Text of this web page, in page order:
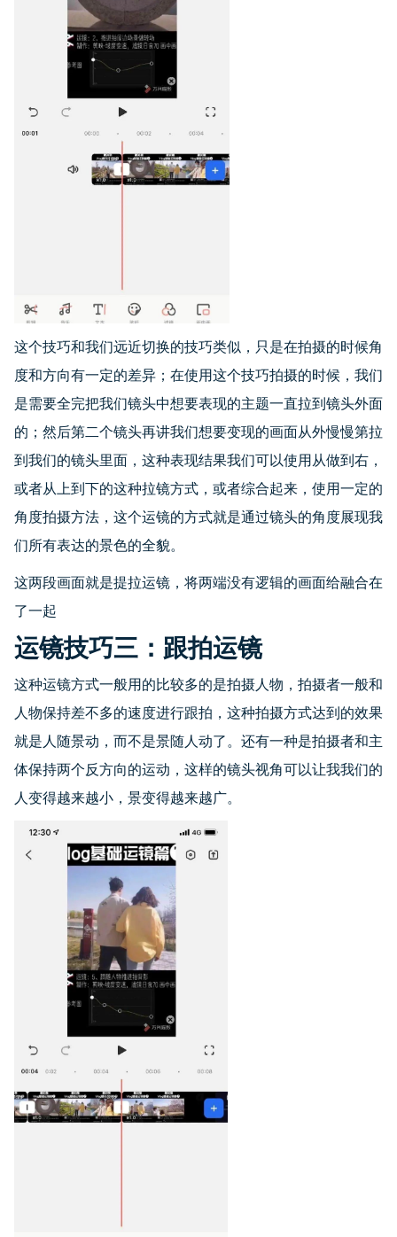
这个技巧和我们远近切换的技巧类似，只是在拍摄的时候角
度和方向有一定的差异；在使用这个技巧拍摄的时候，我们
是需要全完把我们镜头中想要表现的主题一直拉到镜头外面
的；然后第二个镜头再讲我们想要变现的画面从外慢慢第拉
到我们的镜头里面，这种表现结果我们可以使用从做到右，
或者从上到下的这种拉镜方式，或者综合起来，使用一定的
角度拍摄方法，这个运镜的方式就是通过镜头的角度展现我
们所有表达的景色的全貌。
这两段画面就是提拉运镜，将两端没有逻辑的画面给融合在
了一起
运镜技巧三：跟拍运镜
这种运镜方式一般用的比较多的是拍摄人物，拍摄者一般和
人物保持差不多的速度进行跟拍，这种拍摄方式达到的效果
就是人随景动，而不是景随人动了。还有一种是拍摄者和主
体保持两个反方向的运动，这样的镜头视角可以让我我们的
人变得越来越小，景变得越来越广。